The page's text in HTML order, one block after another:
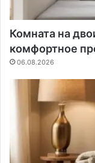
Комната на
комфортное
06.08.2026